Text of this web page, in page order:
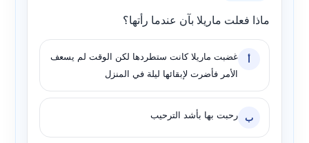
ماذا فعلت ماريلا بآن عندما رأتها؟
أ
غضبت ماريلا كانت ستطردها لكن الوقت لم يسعف
الأمر فأضرت لإبقائها ليلة في المنزل
ب رحبت بها بأشد الترحيب